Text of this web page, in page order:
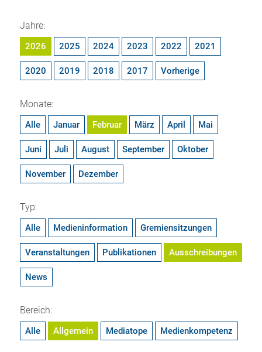
Jahre:
2026 2025 2024 2023 2022 2021
2020 2019 2018 2017 Vorherige
Monate:
Alle Januar Februar März April Mai
Juni Juli August September Oktober
November Dezember
Typ:
Alle Medieninformation Gremiensitzungen
Veranstaltungen Publikationen Ausschreibungen
News
Bereich:
Alle Allgemein Mediatope Medienkompetenz